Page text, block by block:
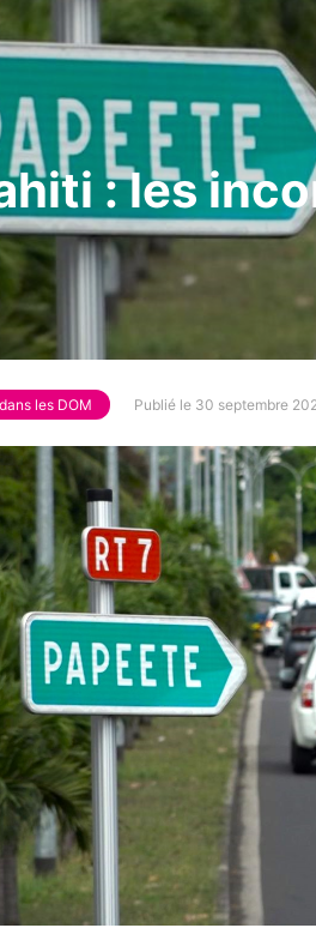
: les
les DOM Publié le 30 septembre